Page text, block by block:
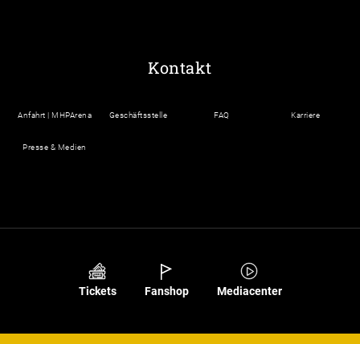
Kontakt
Anfahrt | MHPArena Geschäftsstelle FAQ Karriere
Presse & Medien
Tickets Fanshop Mediacenter